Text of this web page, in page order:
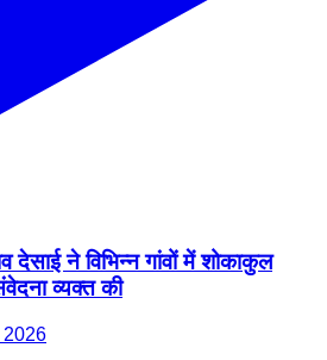
देसाई ने विभिन्न गांवों में शोकाकुल
व्यक्त की
2026